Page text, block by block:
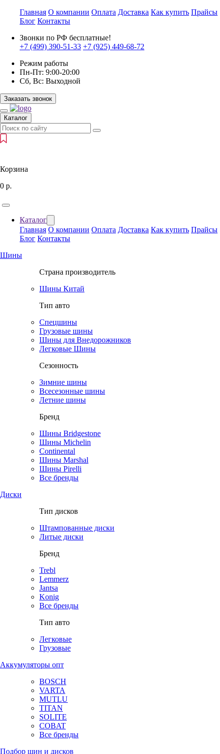
Главная О компании Оплата Доставка Как купить Прайсы
Блог Контакты
Звонки по РФ бесплатные!
+7 (499) 390-51-33 +7 (925) 449-68-72
Режим работы
Пн-Пт: 9:00-20:00
Сб, Вс: Выходной
Заказать звонок
Каталог
Корзина
0 р.
Каталог
Главная О компании Оплата Доставка Как купить Прайсы
Блог Контакты
Шины
Страна производитель
Шины Китай
Тип авто
Спецшины
Грузовые шины
Шины для Внедорожников
Легковые Шины
Сезонность
Зимние шины
Всесезонные шины
Летние шины
Бренд
Шины Bridgestone
Шины Michelin
Continental
Шины Marshal
Шины Pirelli
Все бренды
Диски
Тип дисков
Штампованные диски
Литые диски
Бренд
Trebl
Lemmerz
Jantsa
Konig
Все бренды
Тип авто
Легковые
Грузовые
Аккумуляторы опт
BOSCH
VARTA
MUTLU
TITAN
SOLITE
COBAT
Все бренды
Подбор шин и дисков